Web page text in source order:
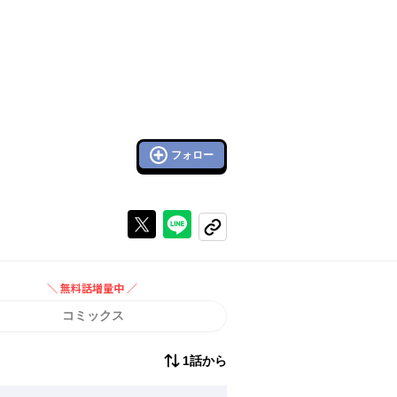
フォロー
Xで投稿するラインでシェアする
コピーする
＼ 無料話増量中 ／
無料話増量中
コミックス
1話から